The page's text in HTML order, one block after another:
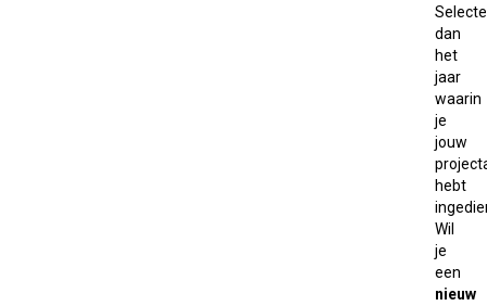
dan
het
jaar
waarin
je
jouw
hebt
Wil
je
een
nieuw